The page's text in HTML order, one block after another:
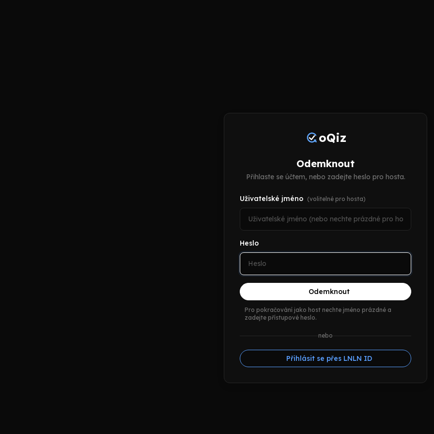
oQiz
Odemknout
Přihlaste se účtem, nebo zadejte heslo pro hosta.
Uživatelské jméno (volitelné pro hosta)
Heslo
Odemknout
Pro pokračování jako host nechte jméno prázdné a
zadejte přístupové heslo.
nebo
Přihlásit se přes LNLN ID